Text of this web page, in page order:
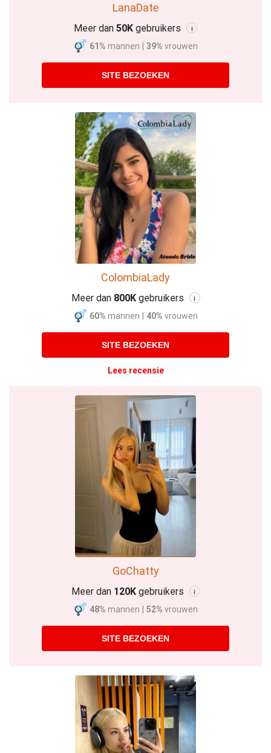
LanaDate
Meer dan 50K gebruikers i
61% mannen 39% vrouwen
SITE BEZOEKEN
ColombiaLady
Meer dan 800Kgebruikers i
60% mannen 40% vrouwen
SITE BEZOEKEN
Lees recensie
GoChatty
Meer dan 120Kgebruikers i
48% mannen 52% vrouwen
SITE BEZOEKEN